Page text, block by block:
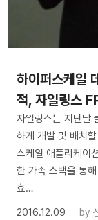
하이퍼스케일
적, 자일링스
자일링스는 지난달
하게 개발 및 배치
스케일 애플리케이
한 가속 스택을 통
효…
2016.12.09
by